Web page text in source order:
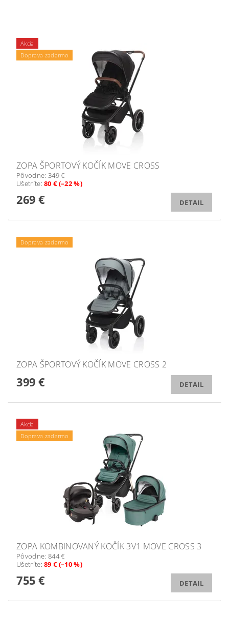
Akcia
Doprava zadarmo
ZOPA ŠPORTOVÝ KOČÍK MOVE CROSS
Pôvodne: 349 €
Ušetríte:80 € (–22 %)
269 € DETAIL
Doprava zadarmo
ZOPA ŠPORTOVÝ KOČÍK MOVE CROSS 2
399 € DETAIL
Akcia
Doprava zadarmo
ZOPA KOMBINOVANÝ KOČÍK 3V1 MOVE CROSS 3
Pôvodne: 844 €
Ušetríte:89 € (–10 %)
755 € DETAIL